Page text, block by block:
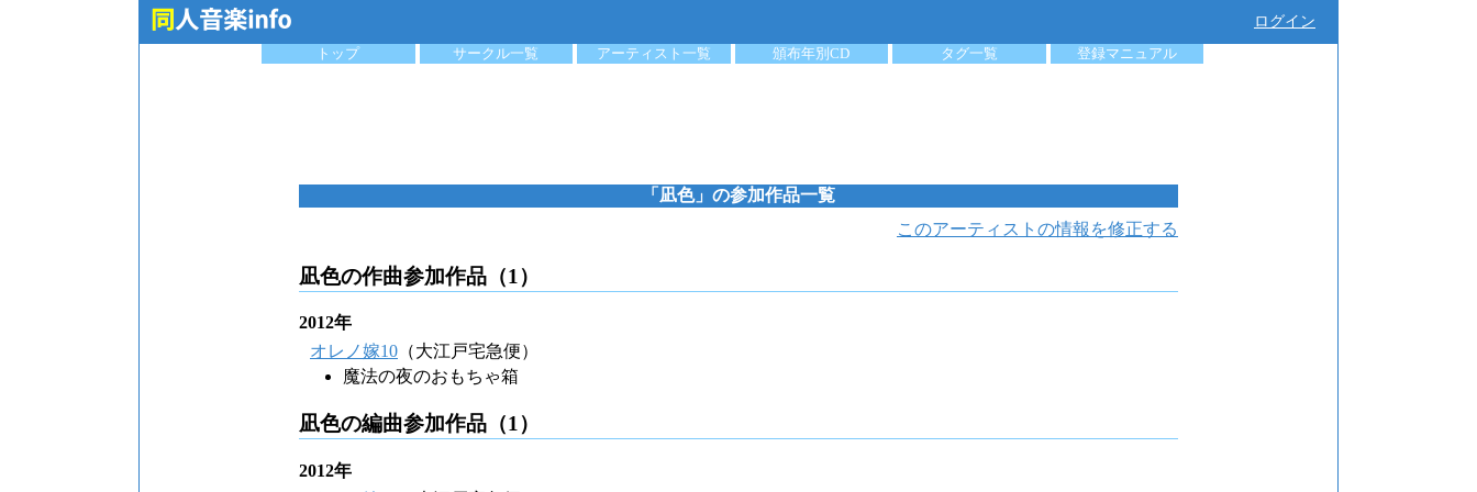
ログイン
トップ
サークル一覧 アーティスト一覧 頒布年別CD タグ一覧 登録マニュアル
「凪色」の参加作品一覧
このアーティストの情報を修正する
凪色の作曲参加作品（1）
2012年
オレノ嫁10 （大江戸宅急便）
魔法の夜のおもちゃ箱
凪色の編曲参加作品（1）
2012年